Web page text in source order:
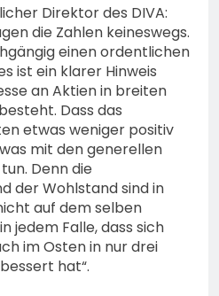
Direktor des DIVA:
die Zahlen keineswegs.
einen ordentlichen
ist ein klarer Hinweis
an Aktien in breiten
Dass das
etwas weniger positiv
mit den generellen
Denn die
der Wohlstand sind in
auf dem selben
jedem Falle, dass sich
im Osten in nur drei
hat“.